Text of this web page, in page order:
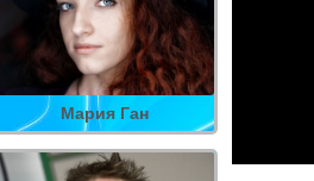
Мария Ган